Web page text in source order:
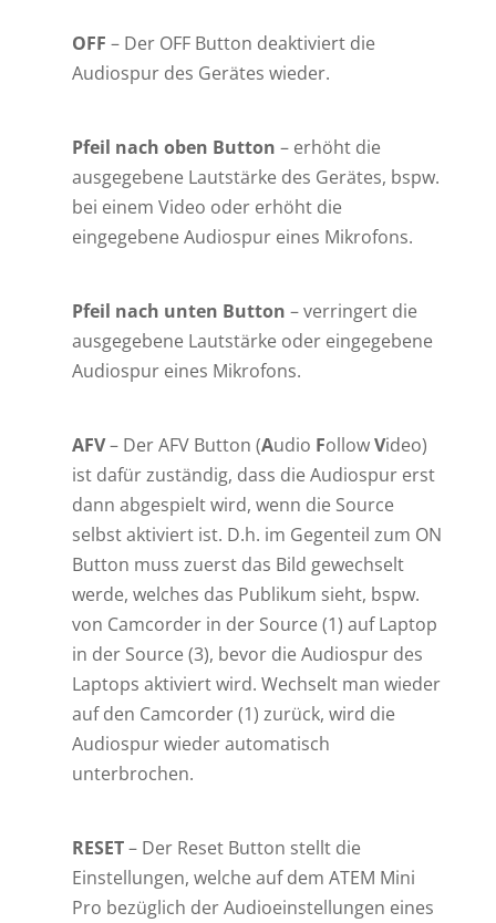
OFF – Der OFF Button deaktiviert die
Audiospur des Gerätes wieder.
Pfeil nach oben Button – erhöht die
ausgegebene Lautstärke des Gerätes, bspw.
bei einem Video oder erhöht die
eingegebene Audiospur eines Mikrofons.
Pfeil nach unten Button – verringert die
ausgegebene Lautstärke oder eingegebene
Audiospur eines Mikrofons.
AFV– Der AFV Button (Audio FollowVideo)
ist dafür zuständig, dass die Audiospur erst
dann abgespielt wird, wenn die Source
selbst aktiviert ist. D.h. im Gegenteil zum ON
Button muss zuerst das Bild gewechselt
werde, welches das Publikum sieht, bspw.
von Camcorder in der Source (1) auf Laptop
in der Source (3), bevor die Audiospur des
Laptops aktiviert wird. Wechselt man wieder
auf den Camcorder (1) zurück, wird die
Audiospur wieder automatisch
unterbrochen.
RESET– Der Reset Button stellt die
Einstellungen, welche auf dem ATEM Mini
Pro bezüglich der Audioeinstellungen eines